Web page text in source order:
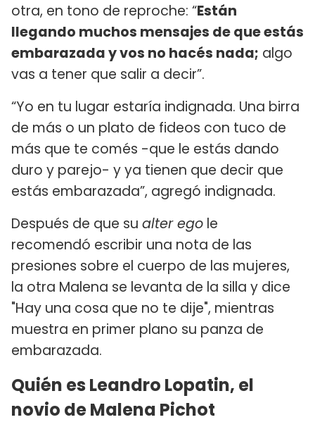
otra, en tono de reproche: “Están
llegando muchos mensajes de que estás
embarazada y vos no hacés nada; algo
vas a tener que salir a decir”.
“Yo en tu lugar estaría indignada. Una birra
de más o un plato de fideos con tuco de
más que te comés -que le estás dando
duro y parejo- y ya tienen que decir que
estás embarazada”, agregó indignada.
Después de que su alter ego le
recomendó escribir una nota de las
presiones sobre el cuerpo de las mujeres,
la otra Malena se levanta de la silla y dice
"Hay una cosa que no te dije", mientras
muestra en primer plano su panza de
embarazada.
Quién es Leandro Lopatin, el
novio de Malena Pichot